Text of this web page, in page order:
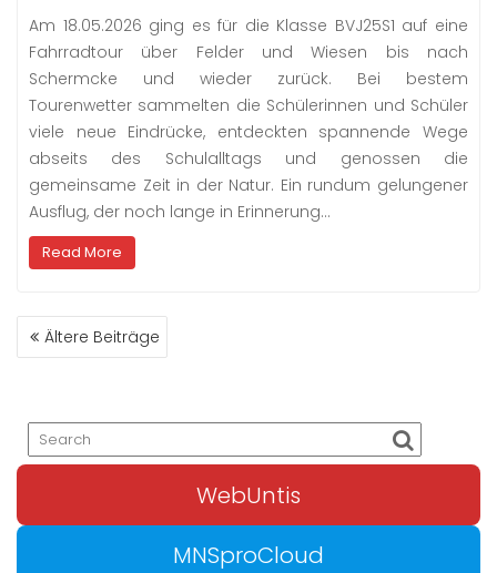
Am 18.05.2026 ging es für die Klasse BVJ25S1 auf eine
Fahrradtour über Felder und Wiesen bis nach
Schermcke und wieder zurück. Bei bestem
Tourenwetter sammelten die Schülerinnen und Schüler
viele neue Eindrücke, entdeckten spannende Wege
abseits des Schulalltags und genossen die
gemeinsame Zeit in der Natur. Ein rundum gelungener
Ausflug, der noch lange in Erinnerung…
Read More
BEITRAGSNAVIGATION
Ältere Beiträge
WebUntis
MNSproCloud